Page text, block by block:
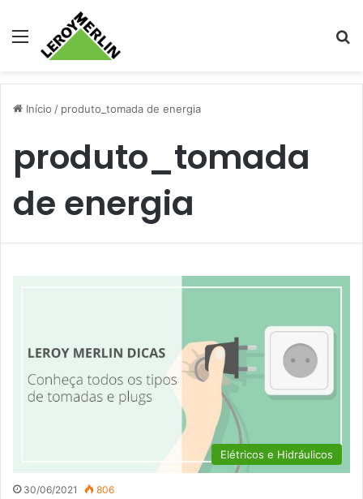
Menu
Início / produto_tomada de energia
produto_tomada
de energia
Elétricos e Hidráulicos
30/06/2021 806